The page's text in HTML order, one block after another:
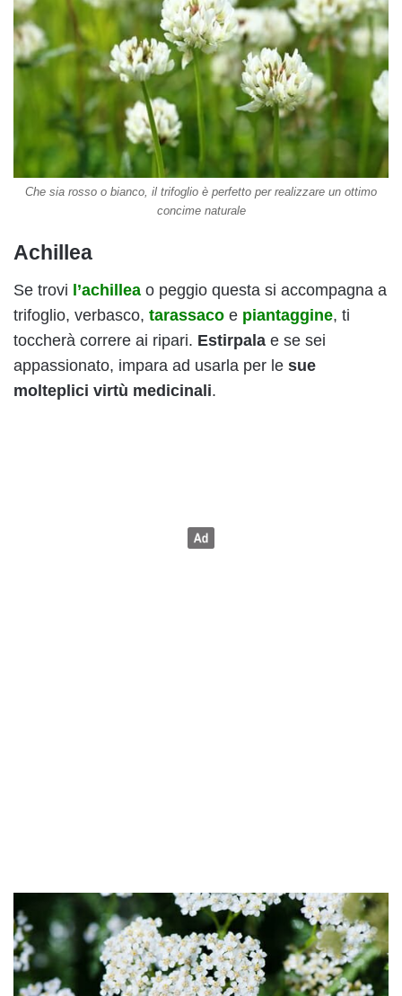
Che sia rosso o bianco, il trifoglio è perfetto per realizzare un ottimo
concime naturale
Achillea
Se trovi l’achillea o peggio questa si accompagna a
trifoglio, verbasco, tarassaco e piantaggine, ti
toccherà correre ai ripari. Estirpala e se sei
appassionato, impara ad usarla per le sue
molteplici virtù medicinali.